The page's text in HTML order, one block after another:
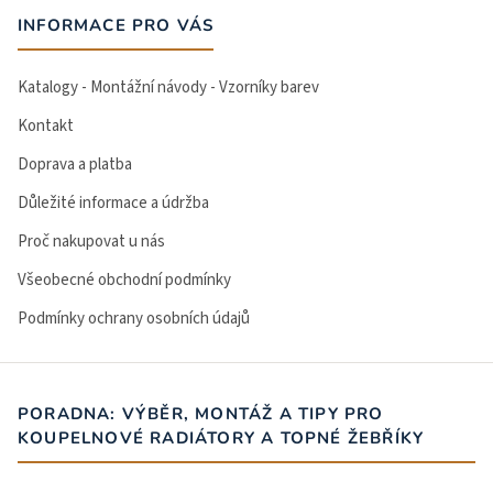
INFORMACE PRO VÁS
Katalogy - Montážní návody - Vzorníky barev
Kontakt
Doprava a platba
Důležité informace a údržba
Proč nakupovat u nás
Všeobecné obchodní podmínky
Podmínky ochrany osobních údajů
PORADNA: VÝBĚR, MONTÁŽ A TIPY PRO
KOUPELNOVÉ RADIÁTORY A TOPNÉ ŽEBŘÍKY